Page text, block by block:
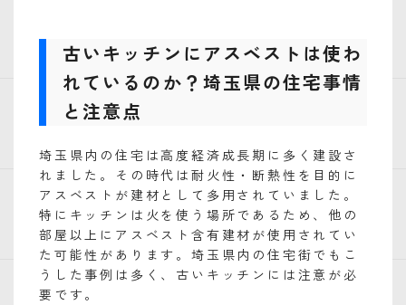
古いキッチンにアスベストは使わ
れているのか？埼玉県の住宅事情
と注意点
埼玉県内の住宅は高度経済成長期に多く建設さ
れました。その時代は耐火性・断熱性を目的に
アスベストが建材として多用されていました。
特にキッチンは火を使う場所であるため、他の
部屋以上にアスベスト含有建材が使用されてい
た可能性があります。埼玉県内の住宅街でもこ
うした事例は多く、古いキッチンには注意が必
要です。